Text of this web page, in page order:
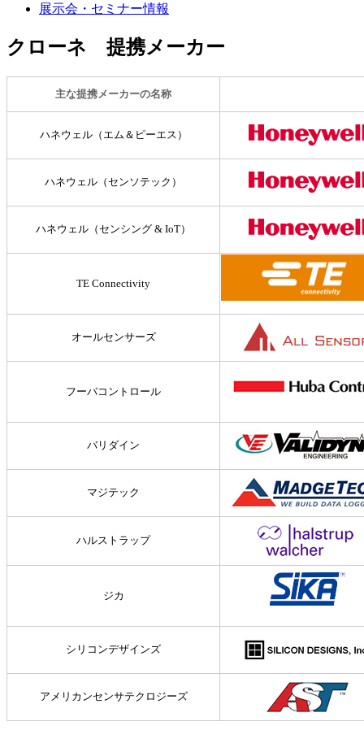
展示会・セミナー情報
クローネ 提携メーカー
主な提携メーカーの名称
ハネウェル（エム＆ピーエス）
ハネウェル（センソテック）
ハネウェル（センシング & IoT）
TE Connectivity
オールセンサーズ
フーバコントロール
バリダイン
マジテック
ハルストラップ
ジカ
シリコンデザインズ
アメリカンセンサテクロジーズ